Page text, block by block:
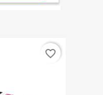
favorite_border